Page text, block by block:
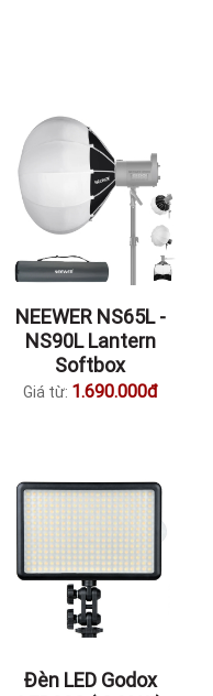
NEEWER NS65L -
NS90L Lantern
Softbox
Giá từ: 1.690.000đ
Đèn LED Godox